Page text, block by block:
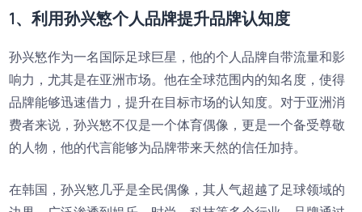
1、利用孙兴慜个人品牌提升品牌认知度
孙兴慜作为一名国际足球巨星，他的个人品牌自带流量和影
响力，尤其是在亚洲市场。他在全球范围内的知名度，使得
品牌能够迅速借力，提升在目标市场的认知度。对于亚洲消
费者来说，孙兴慜不仅是一个体育偶像，更是一个备受尊敬
的人物，他的代言能够为品牌带来天然的信任加持。
在韩国，孙兴慜几乎是全民偶像，其人气超越了足球领域的